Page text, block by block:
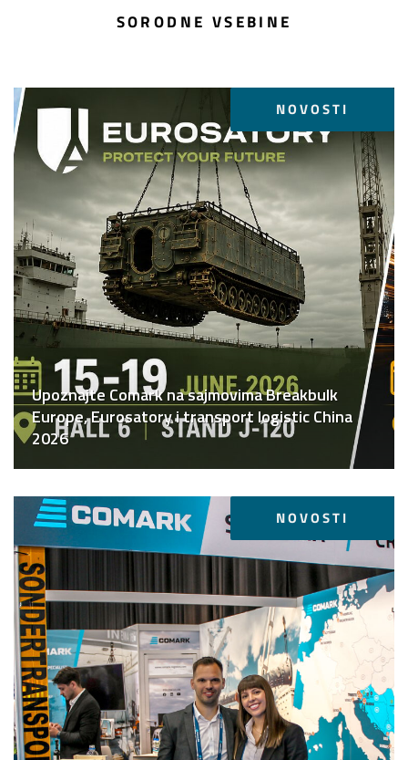
SORODNE VSEBINE
NOVOSTI
Upoznajte Comark na sajmovima Breakbulk
Europe, Eurosatory i transport logistic China
2026
NOVOSTI